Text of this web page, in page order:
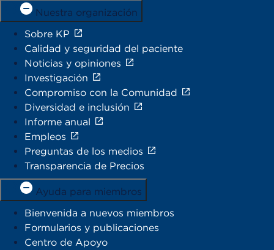
Nuestra organización
Sobre KP
Calidad y seguridad del paciente
Noticias y opiniones
Investigación
Compromiso con la Comunidad
Diversidad e inclusión
Informe anual
Empleos
Preguntas de los medios
Transparencia de Precios
Ayuda para miembros
Bienvenida a nuevos miembros
Formularios y publicaciones
Centro de Apoyo